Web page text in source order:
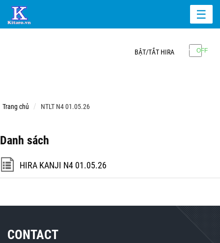
☰
BẬT/TẮT HIRA
Trang chủ NTLT N4 01.05.26
Danh sách
HIRA KANJI N4 01.05.26
CONTACT